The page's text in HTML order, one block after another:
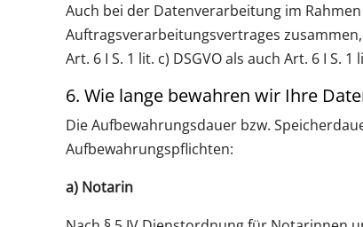
Auch bei der Datenverarbeitung im
Auftragsverarbeitungsvertrages
Art. 6 I S. 1 lit. c) DSGVO als auch Art. 6 I S. 1
6. Wie lange bewahren wir Ihre
Die Aufbewahrungsdauer bzw.
Aufbewahrungspflichten:
a) Notarin